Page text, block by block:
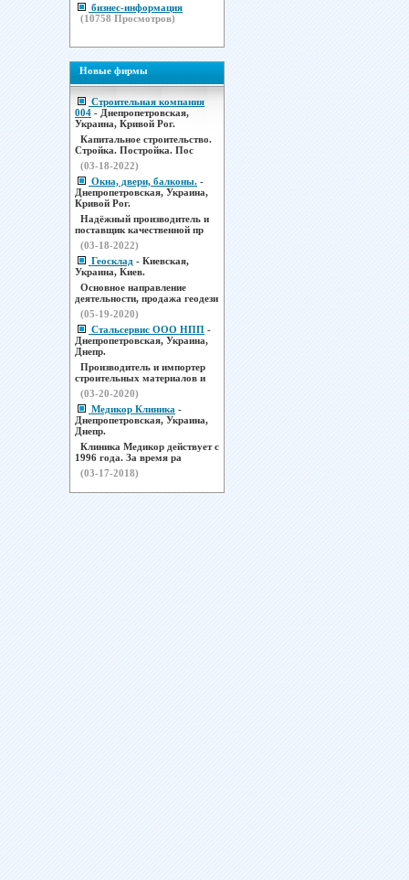
бизнес-информация
(10758 Просмотров)
Новые фирмы
Строительная компания
004 - Днепропетровская,
Украина, Кривой Рог.
Капитальное строительство.
Стройка. Постройка. Пос
(03-18-2022)
Окна, двери, балконы. -
Днепропетровская, Украина,
Кривой Рог.
Надёжный производитель и
поставщик качественной пр
(03-18-2022)
Геосклад - Киевская,
Украина, Киев.
Основное направление
деятельности, продажа геодези
(05-19-2020)
Стальсервис ООО НПП -
Днепропетровская, Украина,
Днепр.
Производитель и импортер
строительных материалов и
(03-20-2020)
Медикор Клиника -
Днепропетровская, Украина,
Днепр.
Клиника Медикор действует с
1996 года. За время ра
(03-17-2018)